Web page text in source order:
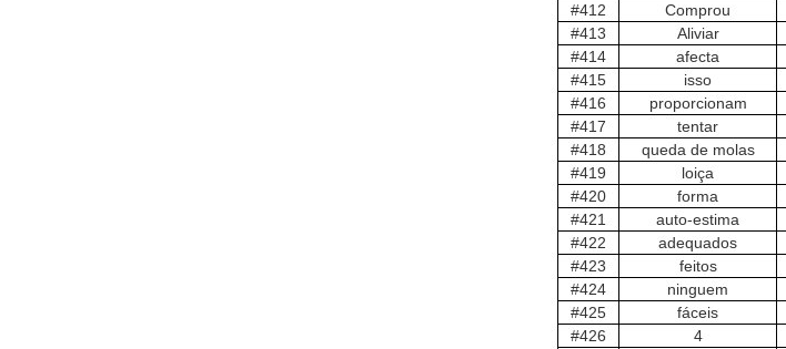
#412
Comprou
#413
Aliviar
#414
afecta
#415
isso
#416
proporcionam
#417
tentar
#418
queda de molas
#419
loiça
#420
forma
#421
auto-estima
#422
adequados
#423
feitos
#424
ninguem
#425
fáceis
#426
4